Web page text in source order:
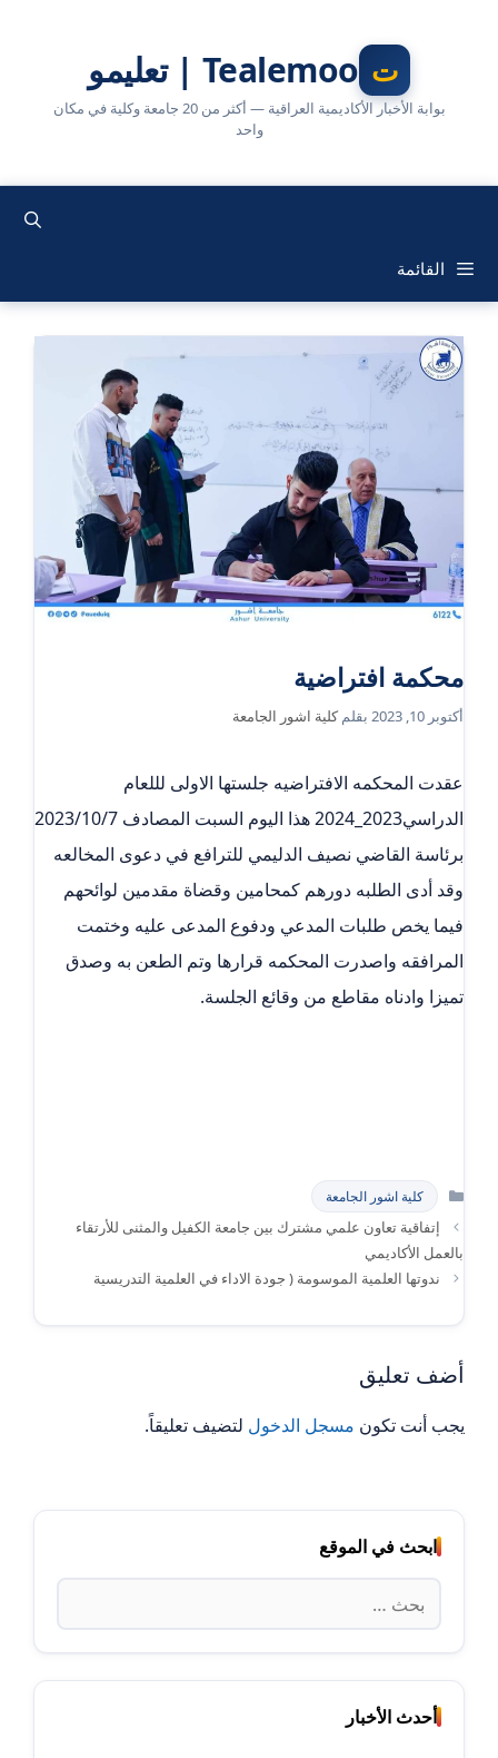
Tealemoo | تعليمو
بوابة الأخبار الأكاديمية العراقية — أكثر من 20 جامعة وكلية في مكان
واحد
القائمة
محكمة افتراضية
أكتوبر 10, 2023 بقلمكلية اشور الجامعة
عقدت المحكمه الافتراضيه جلستها الاولى لللعام
الدراسي2023_2024 هذا اليوم السبت المصادف 2023/10/7
برئاسة القاضي نصيف الدليمي للترافع في دعوى المخالعه
وقد أدى الطلبه دورهم كمحامين وقضاة مقدمين لوائحهم
فيما يخص طلبات المدعي ودفوع المدعى عليه وختمت
المرافقه واصدرت المحكمه قرارها وتم الطعن به وصدق
تميزا وادناه مقاطع من وقائع الجلسة.
التصنيفات
كلية اشور الجامعة
إتفاقية تعاون علمي مشترك بين جامعة الكفيل والمثنى للأرتقاء
بالعمل الأكاديمي
ندوتها العلمية الموسومة ( جودة الاداء في العلمية التدريسية
أضف تعليق
يجب أنت تكون مسجل الدخول لتضيف تعليقاً.
ابحث في الموقع
البحث
عن:
أحدث الأخبار